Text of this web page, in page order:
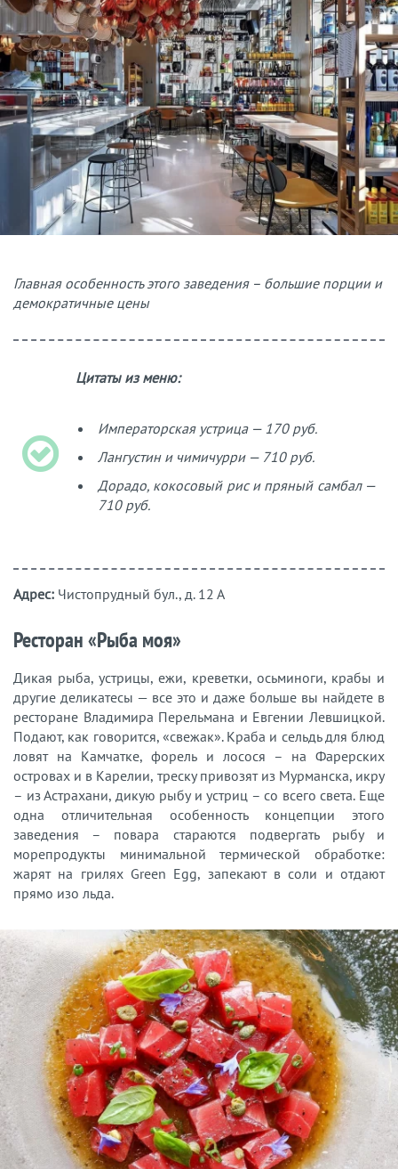
Главная особенность этого заведения – большие порции и
демократичные цены
Цитаты из меню:
Императорская устрица — 170 руб.
Лангустин и чимичурри — 710 руб.
Дорадо, кокосовый рис и пряный самбал —
710 руб.
Адрес: Чистопрудный бул., д. 12 А
Ресторан «Рыба моя»
Дикая рыба, устрицы, ежи, креветки, осьминоги, крабы и
другие деликатесы — все это и даже больше вы найдете в
ресторане Владимира Перельмана и Евгении Левшицкой.
Подают, как говорится, «свежак». Краба и сельдь для блюд
ловят на Камчатке, форель и лосося – на Фарерских
островах и в Карелии, треску привозят из Мурманска, икру
– из Астрахани, дикую рыбу и устриц – со всего света. Еще
одна отличительная особенность концепции этого
заведения – повара стараются подвергать рыбу и
морепродукты минимальной термической обработке:
жарят на грилях Green Egg, запекают в соли и отдают
прямо изо льда.